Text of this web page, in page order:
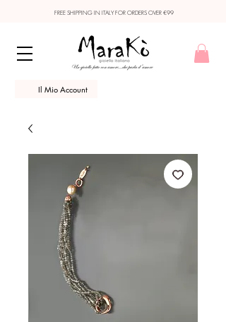
Il Mio Account
FREE SHIPPING IN ITALY FOR ORDERS OVER €99